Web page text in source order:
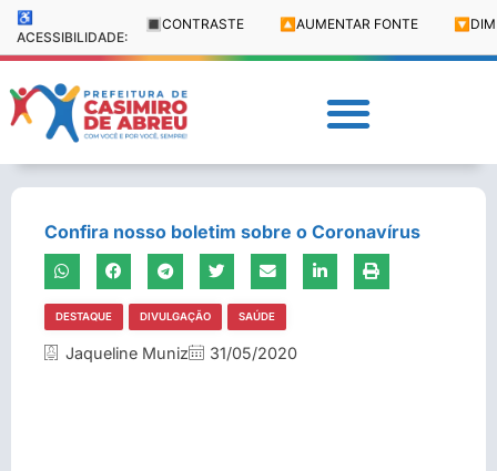
♿
ACESSIBILIDADE:
🔳 CONTRASTE 🔼 AUMENTAR FONTE 🔽
Confira nosso boletim sobre o Coronavírus
DESTAQUE DIVULGAÇÃO SAÚDE
Jaqueline Muniz 31/05/2020